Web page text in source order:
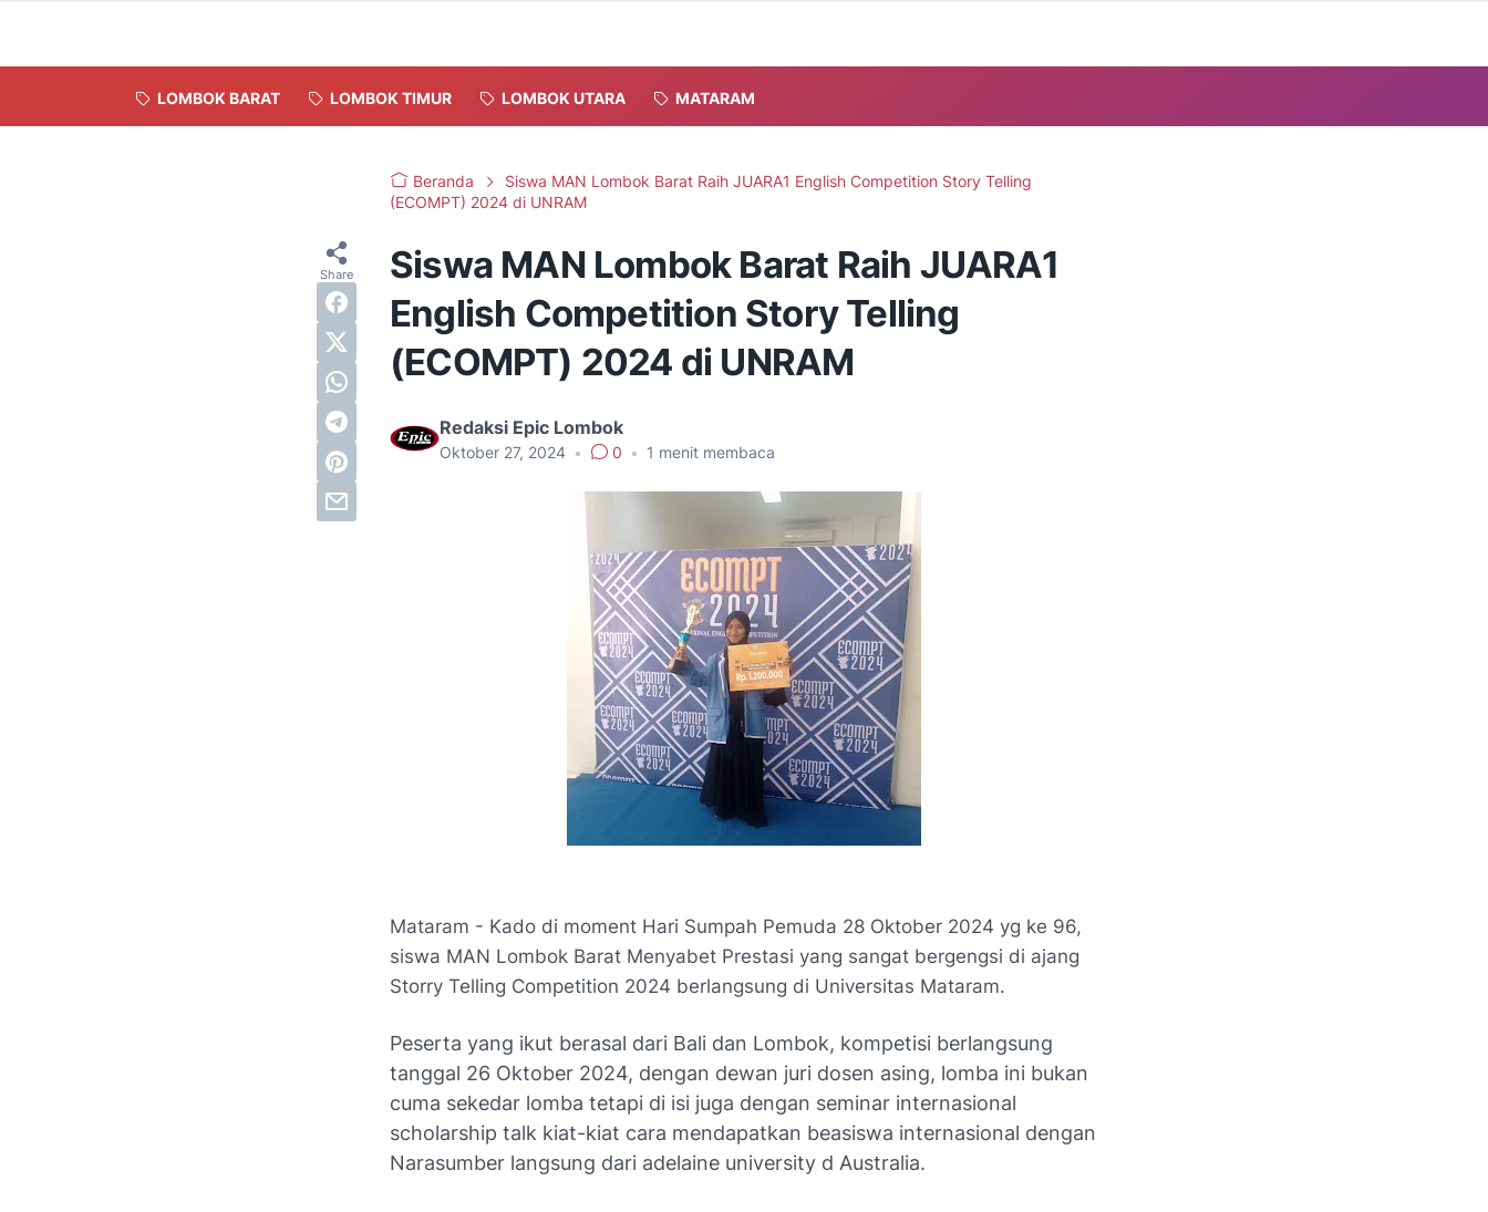
LOMBOK BARAT LOMBOK TIMUR LOMBOK UTARA MATARAM
Beranda
Siswa MAN Lombok Barat Raih JUARA1 English Competition Story Telling
(ECOMPT) 2024 di UNRAM
Siswa MAN Lombok Barat Raih JUARA1
English Competition Story Telling
(ECOMPT) 2024 di UNRAM
Redaksi Epic Lombok
Oktober 27, 2024 • 0 • 1 menit membaca
Mataram - Kado di moment Hari Sumpah Pemuda 28 Oktober 2024 yg ke 96,
siswa MAN Lombok Barat Menyabet Prestasi yang sangat bergengsi di ajang
Storry Telling Competition 2024 berlangsung di Universitas Mataram.
Peserta yang ikut berasal dari Bali dan Lombok, kompetisi berlangsung
tanggal 26 Oktober 2024, dengan dewan juri dosen asing, lomba ini bukan
cuma sekedar lomba tetapi di isi juga dengan seminar internasional
scholarship talk kiat-kiat cara mendapatkan beasiswa internasional dengan
Narasumber langsung dari adelaine university d Australia.